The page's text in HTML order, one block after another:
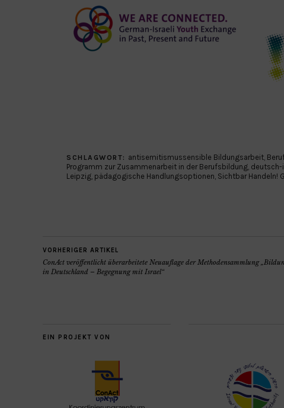
SCHLAGWORT: antisemitismussensible Bildungsarbeit,
Programm zur Zusammenarbeit in der Berufsbildung, deutsch-
Leipzig, pädagogische Handlungsoptionen, Sichtbar Handeln!
VORHERIGER ARTIKEL
ConAct veröffentlicht überarbeitete Neuauflage der Methodensammlung
in Deutschland – Begegnung mit Israel“
EIN PROJEKT VON